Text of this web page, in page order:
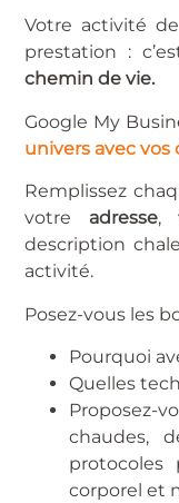
Votre activité
prestation :
chemin de vie.
Google My
univers avec vos
Remplissez
votre adresse,
description
activité.
Posez-vous les
Pourquoi
Quelles
Proposez-
chaudes,
protocoles
corporel et